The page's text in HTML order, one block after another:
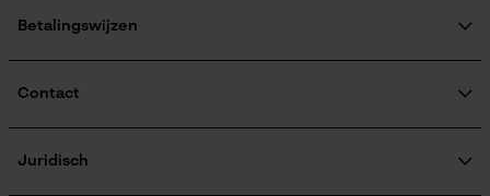
Aanmelding nieuwsbrief
KOX catalogus
Verzendkosteninformatie
Betalingswijzen
Contact
Bestelformulier
Juridisch